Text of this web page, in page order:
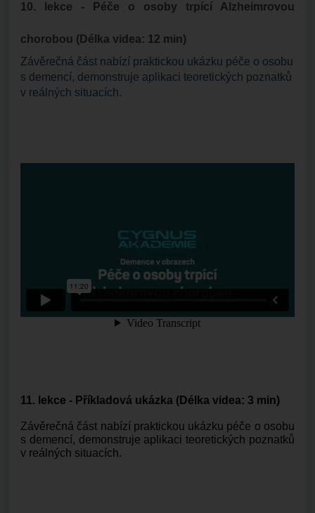
10. lekce - Péče o osoby trpící Alzheimrovou
chorobou (Délka videa: 12 min)
Závěrečná část nabízí praktickou ukázku péče o osobu
s demencí, demonstruje aplikaci teoretických poznatků
v reálných situacích.
11. lekce - Příkladová ukázka (Délka videa: 3 min)
Závěrečná část nabízí praktickou ukázku péče o osobu
s demencí, demonstruje aplikaci teoretických poznatků
v reálných situacích.